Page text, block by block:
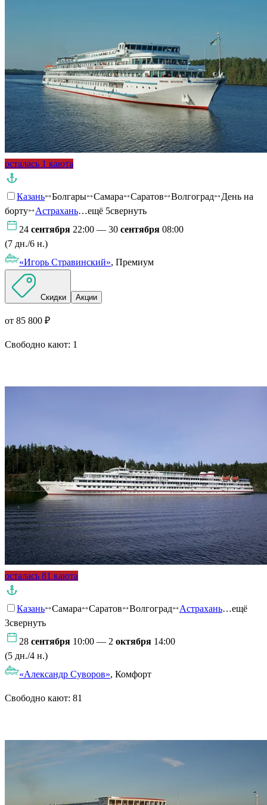
осталась 1 каюта
Казань Болгары Самара Саратов Волгоград
День на
борту
Астрахань…ещё 5свернуть
24 сентября 22:00 — 30 сентября 08:00
(7 дн./6 н.)
«Игорь Стравинский», Премиум
Скидки Акции
от 85 800 ₽
Свободно кают: 1
осталась 81 каюта
Казань Самара Саратов Волгоград Астрахань…ещё
3свернуть
28 сентября 10:00 — 2 октября 14:00
(5 дн./4 н.)
«Александр Суворов», Комфорт
Свободно кают: 81